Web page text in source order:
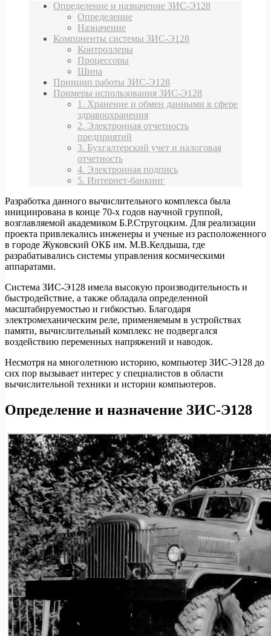
Определение и назначение ЗИС-Э128
Определение
Назначение
Компоненты системы ЗИС-Э128
Контроллеры
Процессоры
Шина
Принцип работы ЗИС-Э128
Примеры использования ЗИС-Э128
1. Хранение и обмен данными в сфере
здравоохранения
2. Электронная отчетность
предприятий
3. Бухгалтерский учет и налоговая
отчетность
4. Электронная подпись
5. Интернет-банкинг
Разработка данного вычислительного комплекса была
инициирована в конце 70-х годов научной группой,
возглавляемой академиком Б.Р.Стругоцким. Для реализации
проекта привлекались инженеры и ученые из расположенного
в городе Жуковский ОКБ им. М.В.Келдыша, где
разрабатывались системы управления космическими
аппаратами.
Система ЗИС-Э128 имела высокую производительность и
быстродействие, а также обладала определенной
масштабируемостью и гибкостью. Благодаря
электромеханическим реле, применяемым в устройствах
памяти, вычислительный комплекс не подвергался
воздействию переменных напряжений и наводок.
Несмотря на многолетнюю историю, компьютер ЗИС-Э128 до
сих пор вызывает интерес у специалистов в области
вычислительной техники и истории компьютеров.
Определение и назначение ЗИС-Э128